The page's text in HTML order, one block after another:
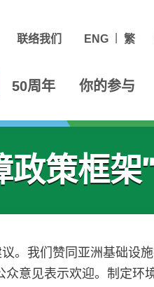
联络我们 ENG 繁
50周年 你的参与
策框架
。我们赞同亚洲基础设
意见表示欢迎。制定环